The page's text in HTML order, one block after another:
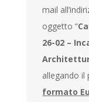
mail
oggetto “
26-02 –
allegando il
formato